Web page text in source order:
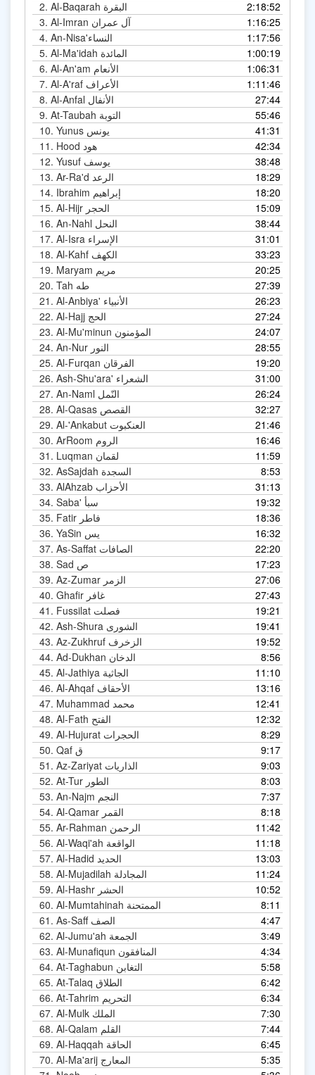
2.
Al-Baqarah البقرة
2:18:52
3.
Al-Imran آل عمران
1:16:25
4.
An-Nisa'النساء
1:17:56
5.
Al-Ma'idah المائدة
1:00:19
6.
Al-An'am الأنعام
1:06:31
7.
Al-A'raf الأعراف
1:11:46
8.
Al-Anfal الأنفال
27:44
9.
At-Taubah التوبة
55:46
10.
Yunus يونس
41:31
11.
Hood هود
42:34
12.
Yusuf يوسف
38:48
13.
Ar-Ra'd الرعد
18:29
14.
Ibrahim إبراهيم
18:20
15.
Al-Hijr الحجر
15:09
16.
An-Nahl النحل
38:44
17.
Al-Isra الإسراء
31:01
18.
Al-Kahf الكهف
33:23
19.
Maryam مريم
20:25
20.
Tah طه
27:39
21.
Al-Anbiya' الأنبياء
26:23
22.
Al-Hajj الحج
27:24
23.
Al-Mu'minun المؤمنون
24:07
24.
An-Nur النور
28:55
25.
Al-Furqan الفرقان
19:20
26.
Ash-Shu'ara' الشعراء
31:00
27.
An-Naml النّمل
26:24
28.
Al-Qasas القصص
32:27
29.
Al-'Ankabut العنكبوت
21:46
30.
Ar­Room الروم
16:46
31.
Luqman لقمان
11:59
32.
As­Sajdah السجدة
8:53
33.
Al­Ahzab الأحزاب
31:13
34.
Saba' سبأ
19:32
35.
Fatir فاطر
18:36
36.
Ya­Sin يس
16:32
37.
As-Saffat الصافات
22:20
38.
Sad ص
17:23
39.
Az-Zumar الزمر
27:06
40.
Ghafir غافر
27:43
41.
Fussilat فصلت
19:21
42.
Ash-Shura الشورى
19:41
43.
Az-Zukhruf الزخرف
19:52
44.
Ad-Dukhan الدخان
8:56
45.
Al-Jathiya الجاثية
11:10
46.
Al-Ahqaf الأحقاف
13:16
47.
Muhammad محمد
12:41
48.
Al-Fath الفتح
12:32
49.
Al-Hujurat الحجرات
8:29
50.
Qaf ق
9:17
51.
Az-Zariyat الذاريات
9:03
52.
At-Tur الطور
8:03
53.
An-Najm النجم
7:37
54.
Al-Qamar القمر
8:18
55.
Ar-Rahman الرحمن
11:42
56.
Al-Waqi'ah الواقعة
11:18
57.
Al-Hadid الحديد
13:03
58.
Al-Mujadilah المجادلة
11:24
59.
Al-Hashr الحشر
10:52
60.
Al-Mumtahinah الممتحنة
8:11
61.
As-Saff الصف
4:47
62.
Al-Jumu'ah الجمعة
3:49
63.
Al-Munafiqun المنافقون
4:34
64.
At-Taghabun التغابن
5:58
65.
At-Talaq الطلاق
6:42
66.
At-Tahrim التحريم
6:34
67.
Al-Mulk الملك
7:30
68.
Al-Qalam القلم
7:44
69.
Al-Haqqah الحاقة
6:45
70.
Al-Ma'arij المعارج
5:35